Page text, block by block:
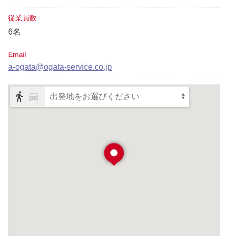
従業員数
6名
Email
a-ogata@ogata-service.co.jp
出発地をお選びください